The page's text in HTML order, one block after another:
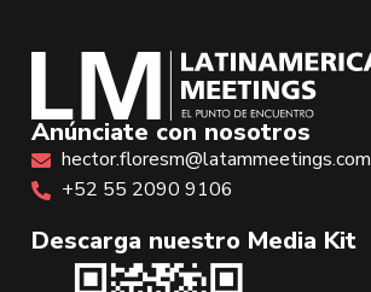
Anúnciate con nosotros
hector.floresm@latammeetings.com
+52 55 2090 9106
Descarga nuestro Media Kit